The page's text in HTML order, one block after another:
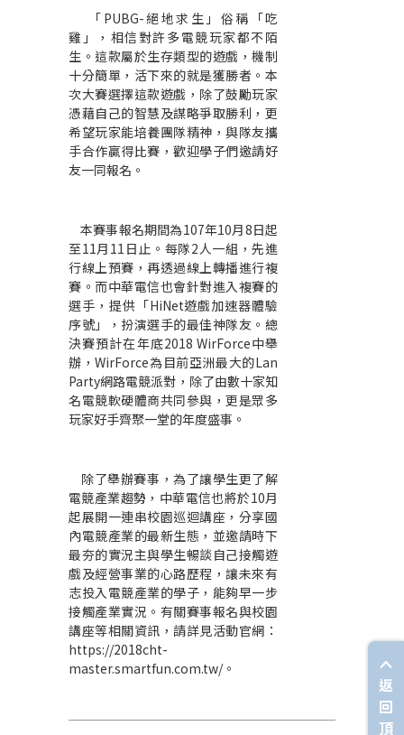
「PUBG-絕地求生」俗稱「吃
雞」，相信對許多電競玩家都不陌
生。這款屬於生存類型的遊戲，機制
十分簡單，活下來的就是獲勝者。本
次大賽選擇這款遊戲，除了鼓勵玩家
憑藉自己的智慧及謀略爭取勝利，更
希望玩家能培養團隊精神，與隊友攜
手合作贏得比賽，歡迎學子們邀請好
友一同報名。
本賽事報名期間為107年10月8日起
至11月11日止。每隊2人一組，先進
行線上預賽，再透過線上轉播進行複
賽。而中華電信也會針對進入複賽的
選手，提供「HiNet遊戲加速器體驗
序號」，扮演選手的最佳神隊友。總
決賽預計在年底2018 WirForce中舉
辦，WirForce為目前亞洲最大的Lan
Party網路電競派對，除了由數十家知
名電競軟硬體商共同參與，更是眾多
玩家好手齊聚一堂的年度盛事。
除了舉辦賽事，為了讓學生更了解
電競產業趨勢，中華電信也將於10月
起展開一連串校園巡迴講座，分享國
內電競產業的最新生態，並邀請時下
最夯的實況主與學生暢談自己接觸遊
戲及經營事業的心路歷程，讓未來有
志投入電競產業的學子，能夠早一步
接觸產業實況。有關賽事報名與校園
講座等相關資訊，請詳見活動官網：
https://2018cht-
master.smartfun.com.tw/。
返
回
頂